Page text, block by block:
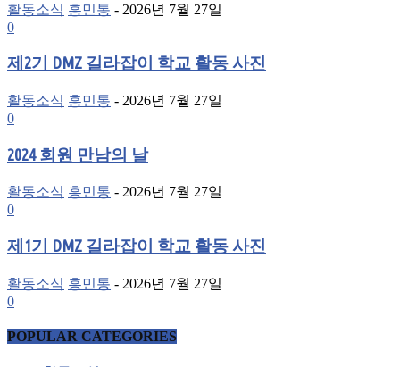
활동소식 흥민통 - 2026년 7월 27일
0
제2기 DMZ 길라잡이 학교 활동 사진
활동소식 흥민통 - 2026년 7월 27일
0
2024 회원 만남의 날
활동소식 흥민통 - 2026년 7월 27일
0
제1기 DMZ 길라잡이 학교 활동 사진
활동소식 흥민통 - 2026년 7월 27일
0
POPULAR CATEGORIES